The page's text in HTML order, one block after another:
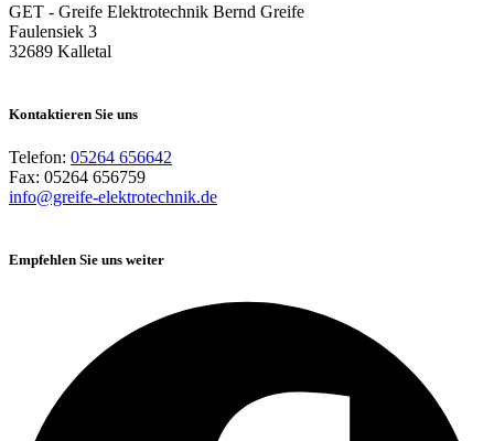
GET - Greife Elektrotechnik Bernd Greife
Faulensiek 3
32689 Kalletal
Kontaktieren Sie uns
Telefon: 05264 656642
Fax: 05264 656759
info@greife-elektrotechnik.de
Empfehlen Sie uns weiter